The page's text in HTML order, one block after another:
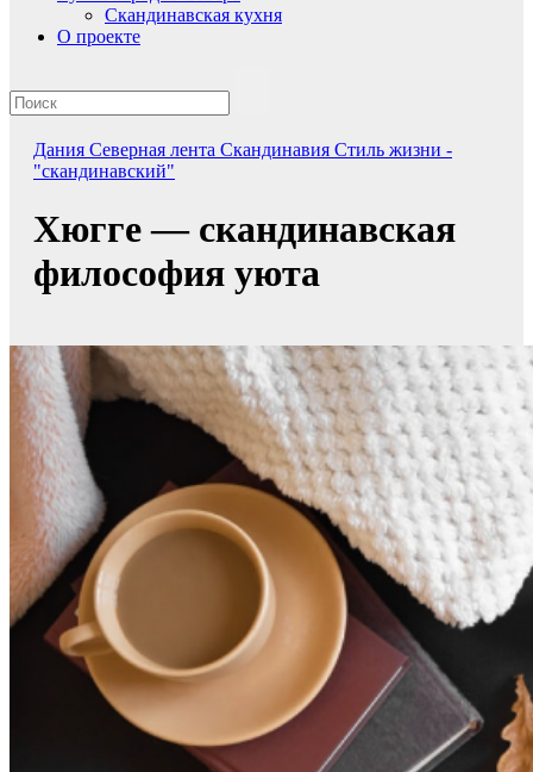
Скандинавская кухня
О проекте
Дания Северная лента Скандинавия Стиль жизни -
"скандинавский"
Хюгге — скандинавская
философия уюта